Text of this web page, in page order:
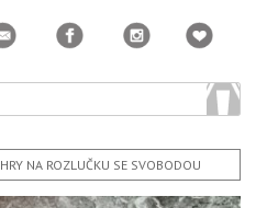
HRY NA ROZLUČKU SE SVOBODOU